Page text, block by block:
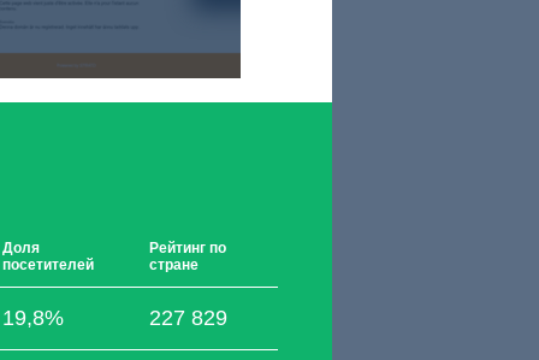
Доля
посетителей
Рейтинг по
стране
19,8% 227 829